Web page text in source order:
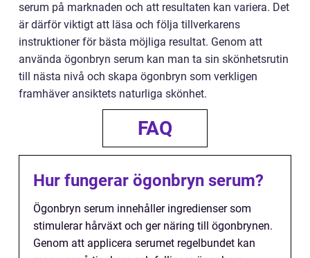
serum på marknaden och att resultaten kan variera. Det
är därför viktigt att läsa och följa tillverkarens
instruktioner för bästa möjliga resultat. Genom att
använda ögonbryn serum kan man ta sin skönhetsrutin
till nästa nivå och skapa ögonbryn som verkligen
framhäver ansiktets naturliga skönhet.
FAQ
Hur fungerar ögonbryn serum?
Ögonbryn serum innehåller ingredienser som
stimulerar hårväxt och ger näring till ögonbrynen.
Genom att applicera serumet regelbundet kan